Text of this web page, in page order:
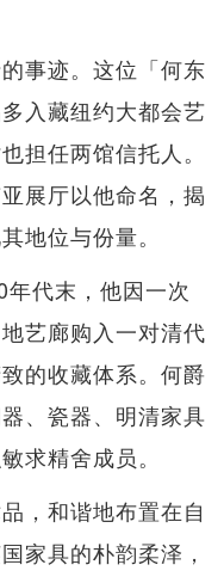
事迹。这位「何东
入藏纽约大都会艺
担任两馆信托人。
展厅以他命名，揭
地位与份量。
代末，他因一次
艺廊购入一对清代
的收藏体系。何爵
、瓷器、明清家具
求精舍成员。
，和谐地布置在自
家具的朴韵柔泽，